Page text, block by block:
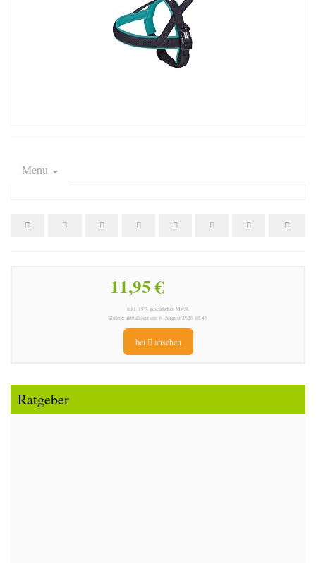
Menu
11,95 €
inkl. 19% gesetzlicher MwSt.
Zuletzt aktualisiert am: 6. August 2026 18:46
bei ansehen
Ratgeber